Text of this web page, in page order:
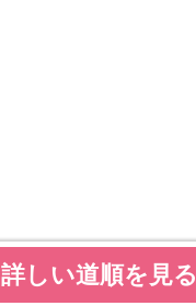
詳しい道順を見る